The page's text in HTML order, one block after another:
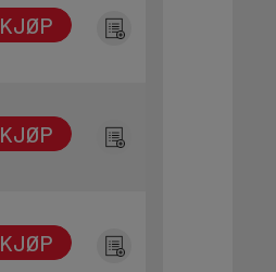
KJØP
KJØP
KJØP